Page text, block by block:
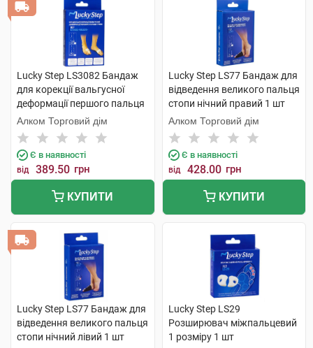
Lucky Step LS3082 Бандаж
для корекції вальгусної
деформації першого пальця
стопи 1 пара
Алком Торговий дім
Є в наявності
від 389.50 грн
КУПИТИ
Lucky Step LS77 Бандаж для
відведення великого пальця
стопи нічний правий 1 шт
Алком Торговий дім
Є в наявності
від 428.00 грн
КУПИТИ
Lucky Step LS77 Бандаж для
відведення великого пальця
стопи нічний лівий 1 шт
Lucky Step LS29
Розширювач міжпальцевий
1 розміру 1 шт